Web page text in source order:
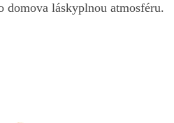
domova láskyplnou atmosféru.